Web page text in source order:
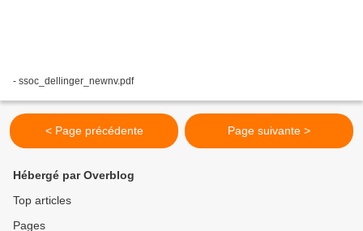
- ssoc_dellinger_newnv.pdf
< Page précédente Page suivante >
Hébergé par Overblog
Top articles
Pages